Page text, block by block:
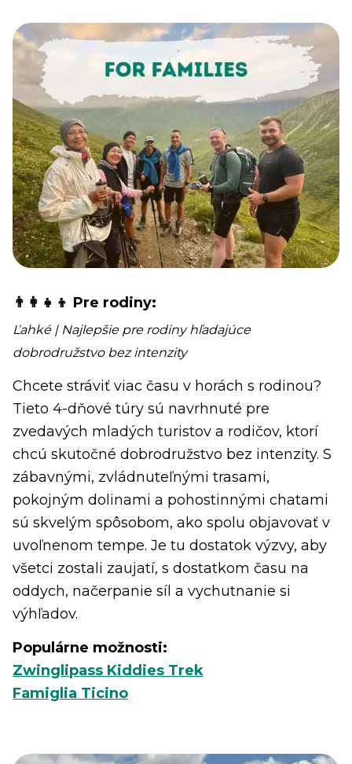
👨‍👩‍👧‍👦 Pre rodiny:
Ľahké | Najlepšie pre rodiny hľadajúce
dobrodružstvo bez intenzity
Chcete stráviť viac času v horách s rodinou?
Tieto 4-dňové túry sú navrhnuté pre
zvedavých mladých turistov a rodičov, ktorí
chcú skutočné dobrodružstvo bez intenzity. S
zábavnými, zvládnuteľnými trasami,
pokojným dolinami a pohostinnými chatami
sú skvelým spôsobom, ako spolu objavovať v
uvoľnenom tempe. Je tu dostatok výzvy, aby
všetci zostali zaujatí, s dostatkom času na
oddych, načerpanie síl a vychutnanie si
výhľadov.
Populárne možnosti:
Zwinglipass Kiddies Trek
Famiglia Ticino